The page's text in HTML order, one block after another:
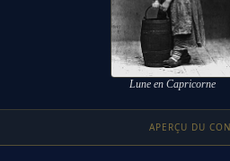
Lune en Capricorne
APERÇU DU